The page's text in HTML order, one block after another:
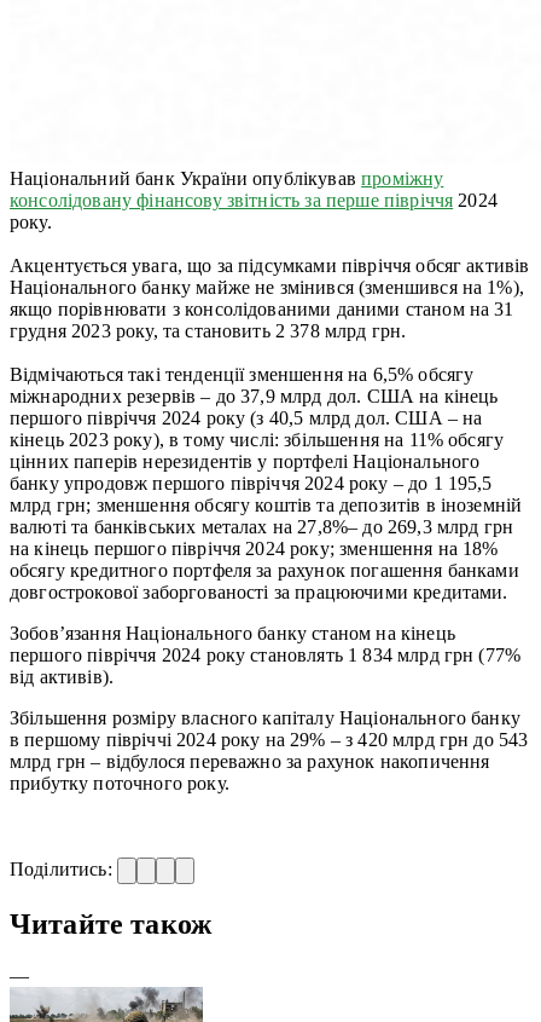
Національний банк України опублікувавпроміжну
консолідовану фінансову звітність за перше півріччя 2024
року.
Акцентується увага, що за підсумками півріччя обсяг активів
Національного банку майже не змінився (зменшився на 1%),
якщо порівнювати з консолідованими даними станом на 31
грудня 2023 року, та становить 2 378 млрд грн.
Відмічаються такі тенденції зменшення на 6,5% обсягу
міжнародних резервів – до 37,9 млрд дол. США на кінець
першого півріччя 2024 року (з 40,5 млрд дол. США – на
кінець 2023 року), в тому числі: збільшення на 11% обсягу
цінних паперів нерезидентів у портфелі Національного
банку упродовж першого півріччя 2024 року – до 1 195,5
млрд грн; зменшення обсягу коштів та депозитів в іноземній
валюті та банківських металах на 27,8%– до 269,3 млрд грн
на кінець першого півріччя 2024 року; зменшення на 18%
обсягу кредитного портфеля за рахунок погашення банками
довгострокової заборгованості за працюючими кредитами.
Зобов’язання Національного банку станом на кінець
першого півріччя 2024 року становлять 1 834 млрд грн (77%
від активів).
Збільшення розміру власного капіталу Національного банку
в першому півріччі 2024 року на 29% – з 420 млрд грн до 543
млрд грн – відбулося переважно за рахунок накопичення
прибутку поточного року.
Поділитись:
Читайте також
—